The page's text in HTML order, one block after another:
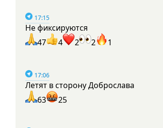
17:15
Не фиксируются
47
4 2 2 1
17:06
Летят в сторону Доброслава
63
25